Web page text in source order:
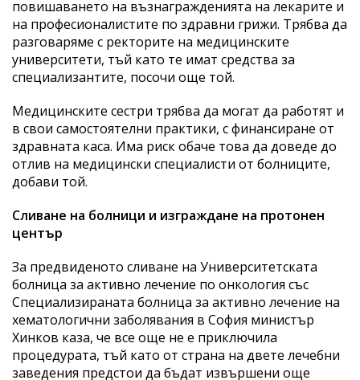
повишаването на възнагражденията на лекарите и
на професионалистите по здравни грижи. Трябва да
разговаряме с ректорите на медицинските
университети, тъй като те имат средства за
специализантите, посочи още той.
Медицинските сестри трябва да могат да работят и
в свои самостоятелни практики, с финансиране от
здравната каса. Има риск обаче това да доведе до
отлив на медицински специалисти от болниците,
добави той.
Сливане на болници и изграждане на протонен
център
За предвиденото сливане на Университетската
болница за активно лечение по онкология със
Специализираната болница за активно лечение на
хематологични заболявания в София министър
Хинков каза, че все още не е приключила
процедурата, тъй като от страна на двете лечебни
заведения предстои да бъдат извършени още